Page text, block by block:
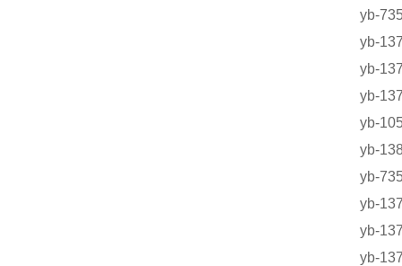
yb-
yb-
yb-
yb-
yb-
yb-
yb-
yb-
yb-
yb-